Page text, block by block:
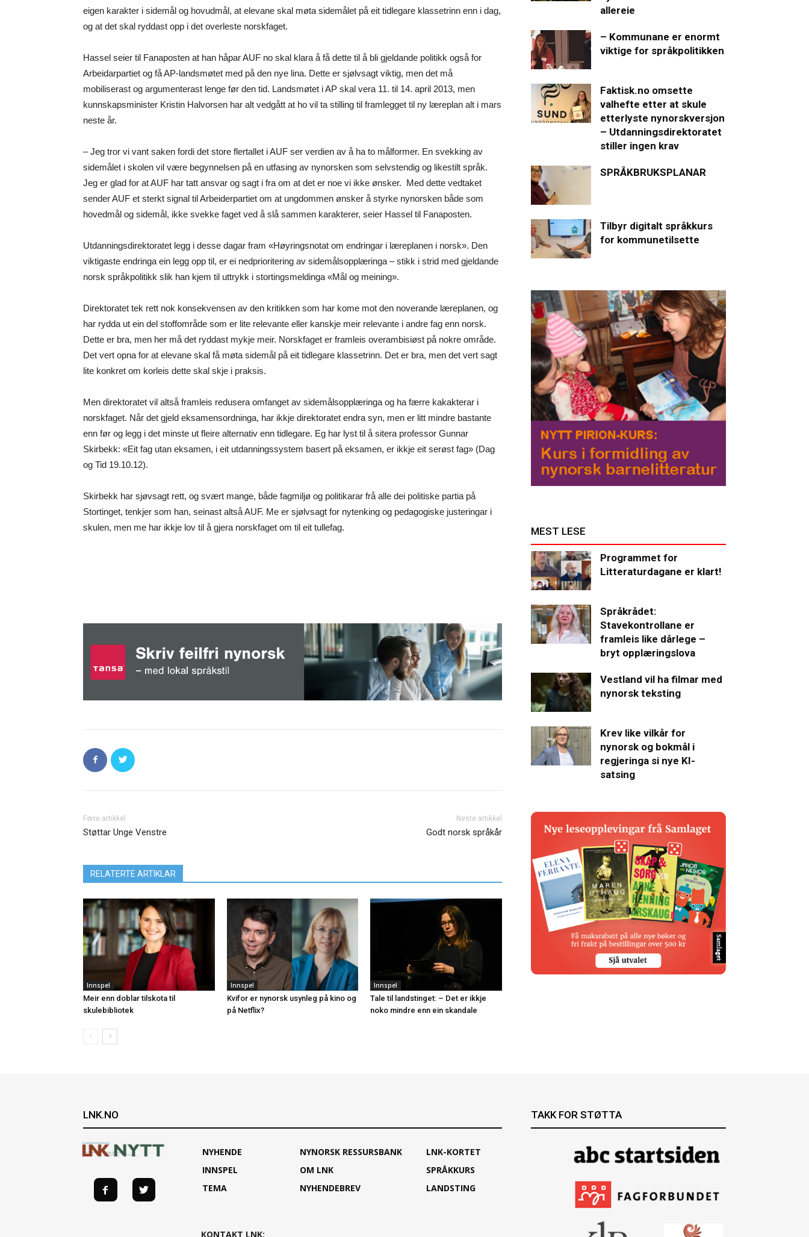
eigen karakter i sidemål og hovudmål, at elevane skal møta sidemålet på eit tidlegare klassetrinn enn i dag,
og at det skal ryddast opp i det overleste norskfaget.
Hassel seier til Fanaposten at han håpar AUF no skal klara å få dette til å bli gjeldande politikk også for
Arbeidarpartiet og få AP-landsmøtet med på den nye lina. Dette er sjølvsagt viktig, men det må
mobiliserast og argumenterast lenge før den tid. Landsmøtet i AP skal vera 11. til 14. april 2013, men
kunnskapsminister Kristin Halvorsen har alt vedgått at ho vil ta stilling til framlegget til ny læreplan alt i mars
neste år.
– Jeg tror vi vant saken fordi det store flertallet i AUF ser verdien av å ha to målformer. En svekking av
sidemålet i skolen vil være begynnelsen på en utfasing av nynorsken som selvstendig og likestilt språk.
Jeg er glad for at AUF har tatt ansvar og sagt i fra om at det er noe vi ikke ønsker. Med dette vedtaket
sender AUF et sterkt signal til Arbeiderpartiet om at ungdommen ønsker å styrke nynorsken både som
hovedmål og sidemål, ikke svekke faget ved å slå sammen karakterer, seier Hassel til Fanaposten.
Utdanningsdirektoratet legg i desse dagar fram «Høyringsnotat om endringar i læreplanen i norsk». Den
viktigaste endringa ein legg opp til, er ei nedprioritering av sidemålsopplæringa – stikk i strid med gjeldande
norsk språkpolitikk slik han kjem til uttrykk i stortingsmeldinga «Mål og meining».
Direktoratet tek rett nok konsekvensen av den kritikken som har kome mot den noverande læreplanen, og
har rydda ut ein del stoffområde som er lite relevante eller kanskje meir relevante i andre fag enn norsk.
Dette er bra, men her må det ryddast mykje meir. Norskfaget er framleis overambisiøst på nokre område.
Det vert opna for at elevane skal få møta sidemål på eit tidlegare klassetrinn. Det er bra, men det vert sagt
lite konkret om korleis dette skal skje i praksis.
Men direktoratet vil altså framleis redusera omfanget av sidemålsopplæringa og ha færre kakakterar i
norskfaget. Når det gjeld eksamensordninga, har ikkje direktoratet endra syn, men er litt mindre bastante
enn før og legg i det minste ut fleire alternativ enn tidlegare. Eg har lyst til å sitera professor Gunnar
Skirbekk: «Eit fag utan eksamen, i eit utdanningssystem basert på eksamen, er ikkje eit serøst fag» (Dag
og Tid 19.10.12).
Skirbekk har sjøvsagt rett, og svært mange, både fagmiljø og politikarar frå alle dei politiske partia på
Stortinget, tenkjer som han, seinast altså AUF. Me er sjølvsagt for nytenking og pedagogiske justeringar i
skulen, men me har ikkje lov til å gjera norskfaget om til eit tullefag.
Førre artikkel
Støttar Unge Venstre
Neste artikkel
Godt norsk språkår
RELATERTE ARTIKLAR
Innspel
Meir enn doblar tilskota til
skulebibliotek
Innspel
Kvifor er nynorsk usynleg på kino og
på Netflix?
Innspel
Tale til landstinget: – Det er ikkje
noko mindre enn ein skandale
allereie
– Kommunane er enormt
viktige for språkpolitikken
Faktisk.no omsette
valhefte etter at skule
etterlyste nynorskversjon
– Utdanningsdirektoratet
stiller ingen krav
SPRÅKBRUKSPLANAR
Tilbyr digitalt språkkurs
for kommunetilsette
MEST LESE
Programmet for
Litteraturdagane er klart!
Språkrådet:
Stavekontrollane er
framleis like dårlege –
bryt opplæringslova
Vestland vil ha filmar med
nynorsk teksting
Krev like vilkår for
nynorsk og bokmål i
regjeringa si nye KI-
satsing
LNK.NO
NYHENDE
INNSPEL
TEMA
NYNORSK RESSURSBANK
OM LNK
NYHENDEBREV
LNK-KORTET
SPRÅKKURS
LANDSTING
KONTAKT LNK:
TAKK FOR STØTTA